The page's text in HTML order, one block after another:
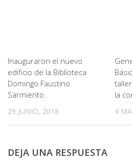
Inauguraron el nuevo
edificio de la Biblioteca
Domingo Faustino
Sarmiento
29 JUNIO, 2018
la
4
DEJA UNA RESPUESTA